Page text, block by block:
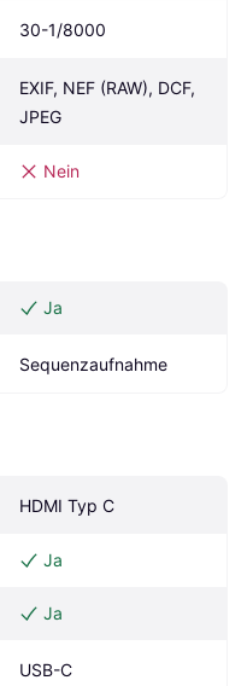
30-1/8000
EXIF, NEF (RAW), DCF,
JPEG
Nein
Ja
Sequenzaufnahme
HDMI Typ C
Ja
Ja
USB-C